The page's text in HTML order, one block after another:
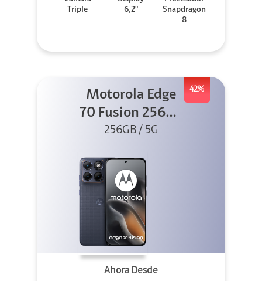
Triple
6,2"
Snapdragon
8
42%
Motorola Edge
70 Fusion 256GB
Azul
256GB / 5G
Ahora Desde